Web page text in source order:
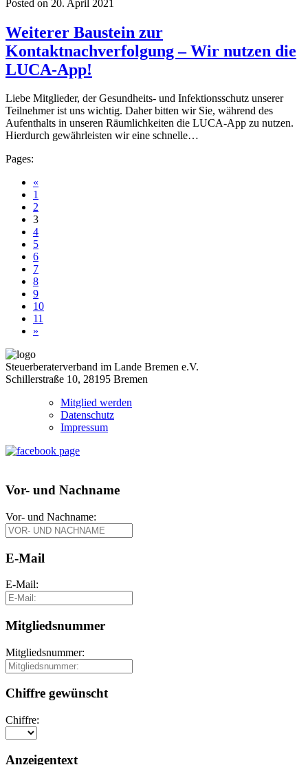
Posted on 20. April 2021
Weiterer Baustein zur
Kontaktnachverfolgung – Wir nutzen die
LUCA-App!
Liebe Mitglieder, der Gesundheits- und Infektionsschutz unserer
Teilnehmer ist uns wichtig. Daher bitten wir Sie, während des
Aufenthalts in unseren Räumlichkeiten die LUCA-App zu nutzen.
Hierdurch gewährleisten wir eine schnelle…
Pages:
«
1
2
3
4
5
6
7
8
9
10
11
»
Steuerberaterverband im Lande Bremen e.V.
Schillerstraße 10, 28195 Bremen
Mitglied werden
Datenschutz
Impressum
Vor- und Nachname
Vor- und Nachname:
E-Mail
E-Mail:
Mitgliedsnummer
Mitgliedsnummer:
Chiffre gewünscht
Chiffre:
Anzeigentext